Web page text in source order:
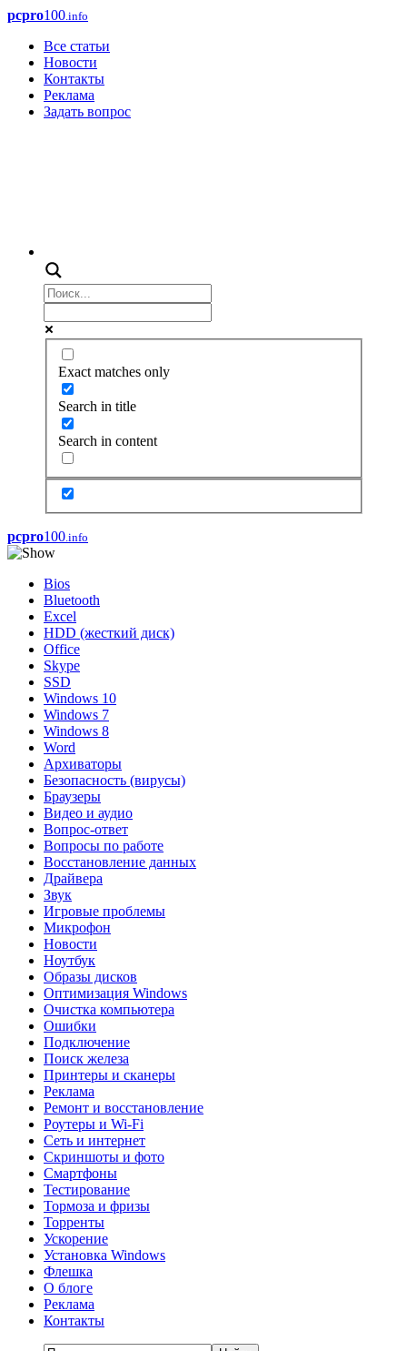
pcpro100.info
Все статьи
Новости
Контакты
Реклама
Задать вопрос
Exact matches only
Search in title
Search in content
pcpro100.info
Bios
Bluetooth
Excel
HDD (жесткий диск)
Office
Skype
SSD
Windows 10
Windows 7
Windows 8
Word
Архиваторы
Безопасность (вирусы)
Браузеры
Видео и аудио
Вопрос-ответ
Вопросы по работе
Восстановление данных
Драйвера
Звук
Игровые проблемы
Микрофон
Новости
Ноутбук
Образы дисков
Оптимизация Windows
Очистка компьютера
Ошибки
Подключение
Поиск железа
Принтеры и сканеры
Реклама
Ремонт и восстановление
Роутеры и Wi-Fi
Сеть и интернет
Скриншоты и фото
Смартфоны
Тестирование
Тормоза и фризы
Торренты
Ускорение
Установка Windows
Флешка
О блоге
Реклама
Контакты